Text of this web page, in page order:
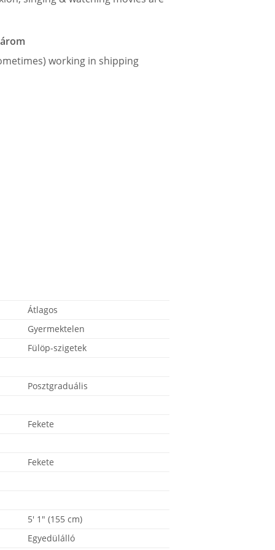
working in shipping
Átlagos
Gyermektelen
Fülöp-szigetek
Posztgraduális
Fekete
Fekete
5' 1" (155 cm)
Egyedülálló